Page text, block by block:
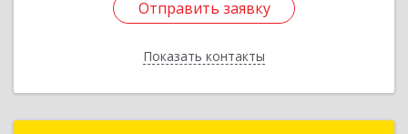
Отправить заявку
Показать контакты
Отправить заявку
Назад